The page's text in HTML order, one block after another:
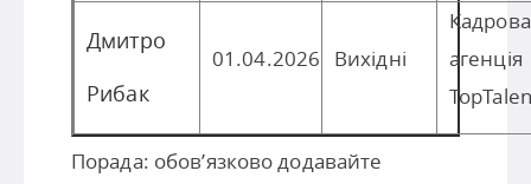
Дмитро
Рибак
01.04.2026 Вихідні
Кадрова
агенція
Порада: обов’язково додавайте